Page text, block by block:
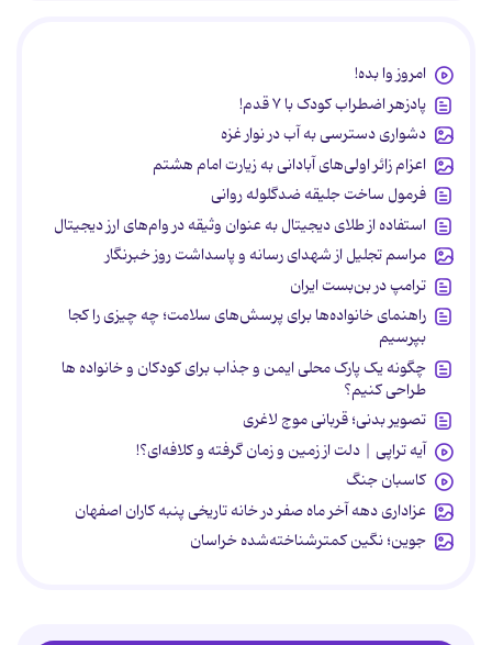
امروز وا بده!
پادزهر اضطراب کودک با ۷ قدم!
دشواری دسترسی به آب در نوار غزه
اعزام زائر اولی‌های آبادانی به زیارت امام هشتم
فرمول ساخت جلیقه ضدگلوله روانی
استفاده از طلای دیجیتال به عنوان وثیقه در وام‌های ارز دیجیتال
مراسم تجلیل از شهدای رسانه و پاسداشت روز خبرنگار
ترامپ در بن‌بست ایران
راهنمای خانواده‌ها برای پرسش‌های سلامت؛ چه چیزی را کجا
بپرسیم
چگونه یک پارک محلی ایمن و جذاب برای کودکان و خانواده ها
طراحی کنیم؟
تصویر بدنی؛ قربانی موج لاغری
آیه تراپی | دلت از زمین و زمان گرفته و کلافه‌ای؟!
کاسبان جنگ
عزاداری دهه آخر ماه صفر در خانه تاریخی پنبه کاران اصفهان
جوین؛ نگین کمترشناخته‌شده خراسان